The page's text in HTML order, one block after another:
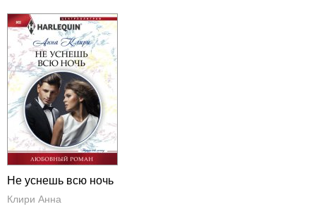
Не уснешь всю ночь
Клири Анна